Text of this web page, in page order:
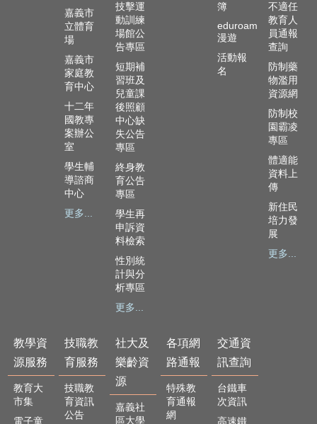
育
服
務
社
大
嘉義市
立體育
場
嘉義市
家庭教
育中心
十二年
國教專
案辦公
室
學生輔
導諮商
中心
更多...
技擊運
動訓練
場館公
告專區
短期補
習班及
兒童課
後照顧
中心缺
失公告
專區
終身教
育公告
專區
學生再
申訴資
料檢索
性別統
計與分
析專區
更多...
簿
eduroam
漫遊
活動報
名
不適任
教育人
員通報
查詢
防制藥
物濫用
資源網
防制校
園霸凌
專區
體適能
資料上
傳
新住民
培力發
展
更多...
教學資
源服務
教育大
市集
電子童
技職教
育服務
技職教
育資訊
公告
社大及
樂齡資
源
嘉義社
區大學
各項網
路通報
特殊教
育通報
網
交通資
訊查詢
台鐵車
次資訊
高速鐵